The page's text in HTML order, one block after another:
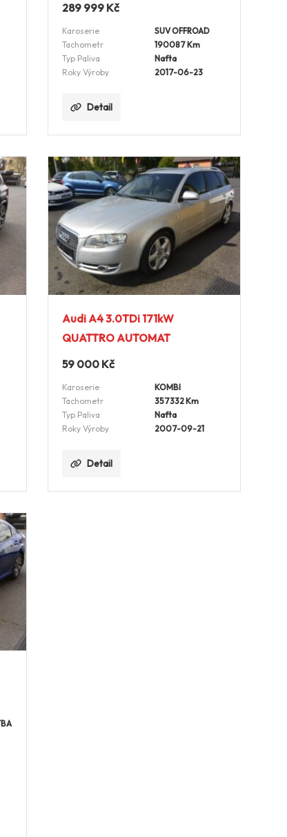
289 999 Kč
Karoserie
SUV OFFROAD
Tachometr
190087 Km
Typ Paliva
Nafta
Roky Výroby
2017-06-23
Detail
Audi A4 3.0TDi 171kW
QUATTRO AUTOMAT
59 000 Kč
Karoserie
KOMBI
Tachometr
357332 Km
Typ Paliva
Nafta
Roky Výroby
2007-09-21
Detail